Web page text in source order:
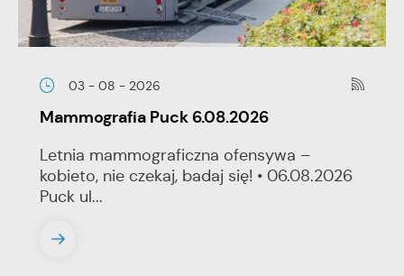
03 - 08 - 2026
Mammografia Puck 6.08.2026
Letnia mammograficzna ofensywa –
kobieto, nie czekaj, badaj się! • 06.08.2026
Puck ul...